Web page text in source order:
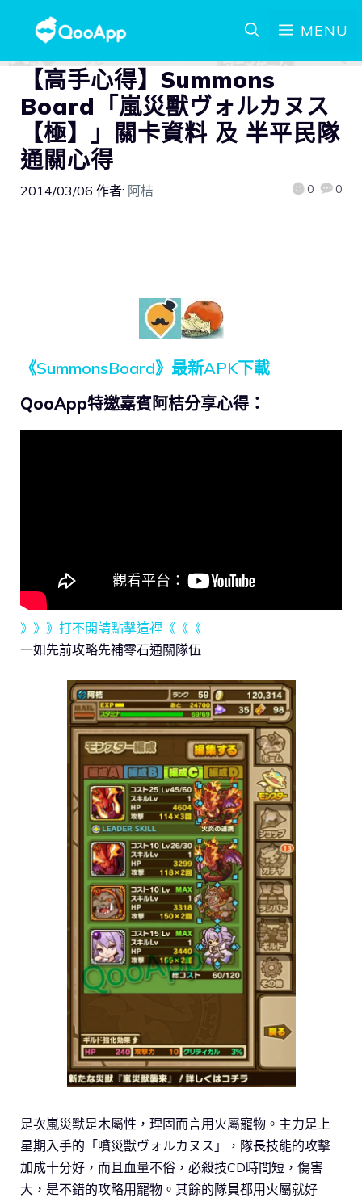
MENU
【高手心得】Summons
Board「嵐災獸ヴォルカヌス
【極】」關卡資料 及 半平民隊
通關心得
2014/03/06 作者: 阿桔 0 0
《SummonsBoard》最新APK下載
QooApp特邀嘉賓阿桔分享心得：
》》》打不開請點擊這裡《《《
一如先前攻略先補零石通關隊伍
是次嵐災獸是木屬性，理固而言用火屬寵物。主力是上
星期入手的「噴災獣ヴォルカヌス」，隊長技能的攻擊
加成十分好，而且血量不俗，必殺技CD時間短，傷害
大，是不錯的攻略用寵物。其餘的隊員都用火屬就好